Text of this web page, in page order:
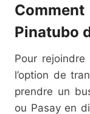
Pinatubo
Pour
l’option de
prendre un
ou Pasay en